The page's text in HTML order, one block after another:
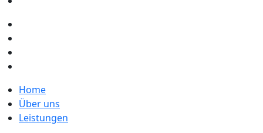
Home
Über uns
Leistungen